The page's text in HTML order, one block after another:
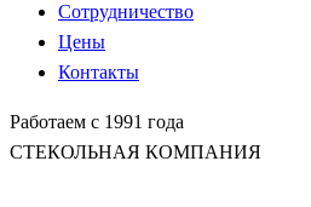
Сотрудничество
Цены
Контакты
Работаем с 1991 года
СТЕКОЛЬНАЯ КОМПАНИЯ